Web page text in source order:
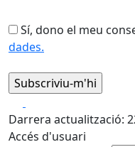
Sí, dono el meu
dades.
Darrera actualització:
Accés d'usuari